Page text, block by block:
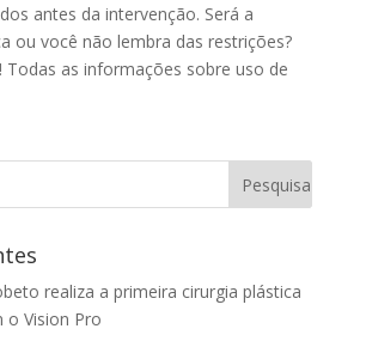
antes da intervenção. Será a
ou você não lembra das restrições?
Todas as informações sobre uso de
realiza a primeira cirurgia plástica
o Vision Pro